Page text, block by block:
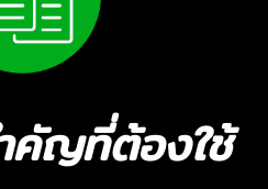
คัญที่ต้องใช้